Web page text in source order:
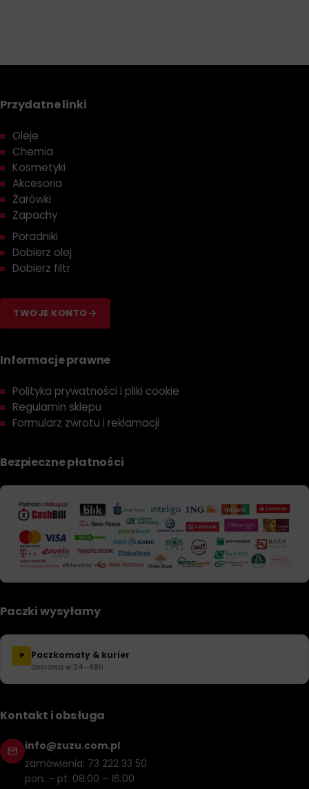
Przydatne linki
Oleje
Chemia
Kosmetyki
Akcesoria
Żarówki
Zapachy
Poradniki
Dobierz olej
Dobierz filtr
TWOJE KONTO
Informacje prawne
Polityka prywatności i pliki cookie
Regulamin sklepu
Formularz zwrotu i reklamacji
Bezpieczne płatności
Paczki wysyłamy
P Paczkomaty & kurier
Dostawa w 24–48h
Kontakt i obsługa
info@zuzu.com.pl
zamówienia: 73 222 33 50
pon. – pt. 08:00 – 16:00